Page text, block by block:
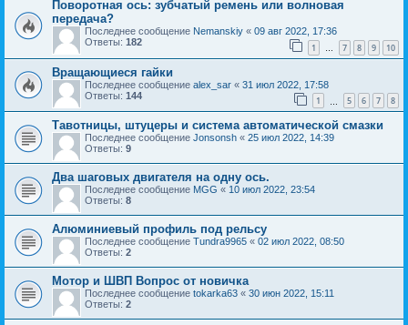
Поворотная ось: зубчатый ремень или волновая
передача?
Последнее сообщение Nemanskiy « 09 авг 2022, 17:36
Ответы: 182 1 … 7 8 9 10
Вращающиеся гайки
Последнее сообщение alex_sar « 31 июл 2022, 17:58
Ответы: 144 1 5 6 7 8
Тавотницы, штуцеры и система автоматической смазки
Последнее сообщение Jonsonsh « 25 июл 2022, 14:39
Ответы: 9
Два шаговых двигателя на одну ось.
Последнее сообщение MGG « 10 июл 2022, 23:54
Ответы: 8
Алюминиевый профиль под рельсу
Последнее сообщение Tundra9965 « 02 июл 2022, 08:50
Ответы: 2
Мотор и ШВП Вопрос от новичка
Последнее сообщение tokarka63 « 30 июн 2022, 15:11
Ответы: 2